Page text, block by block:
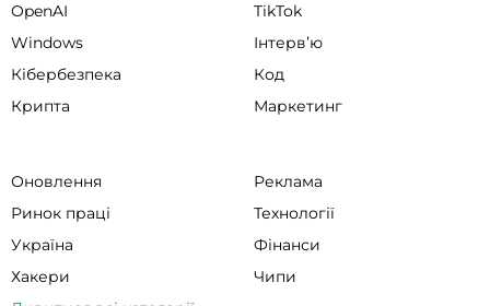
OpenAI
TikTok
Windows
Інтервʼю
Кібербезпека
Код
Крипта
Маркетинг
Оновлення
Реклама
Ринок праці
Технології
Україна
Фінанси
Хакери
Чипи